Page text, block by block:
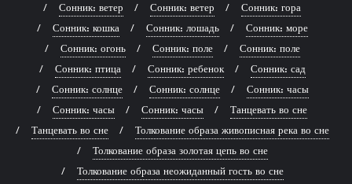
Сонник: ветер
Сонник: ветер
Сонник: гора
Сонник: кошка
Сонник: лошадь
Сонник: море
Сонник: огонь
Сонник: поле
Сонник: поле
Сонник: птица
Сонник: ребенок
Сонник: сад
Сонник: солнце
Сонник: солнце
Сонник: часы
Сонник: часы
Сонник: часы
Танцевать во сне
Танцевать во сне
Толкование образа живописная река во сне
Толкование образа золотая цепь во сне
Толкование образа неожиданный гость во сне